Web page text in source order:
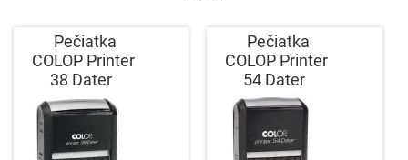
Pečiatka
COLOP Printer
38 Dater
Pečiatka
COLOP Printer
54 Dater